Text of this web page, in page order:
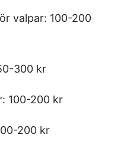
valpar: 100-200
300 kr
100-200 kr
200 kr